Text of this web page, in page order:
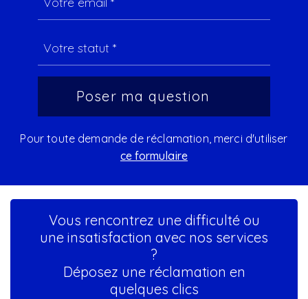
Pour toute demande de réclamation, merci d'utiliser
ce formulaire
Vous rencontrez une difficulté ou
une insatisfaction avec nos services
?
Déposez une réclamation en
quelques clics